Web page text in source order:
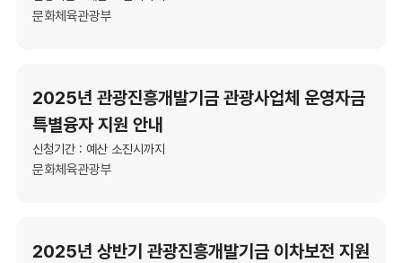
문화체육관광부
2025년 관광진흥개발기금 관광사업체 운영자금
특별융자 지원 안내
신청기간 : 예산 소진시까지
문화체육관광부
2025년 상반기 관광진흥개발기금 이차보전 지원